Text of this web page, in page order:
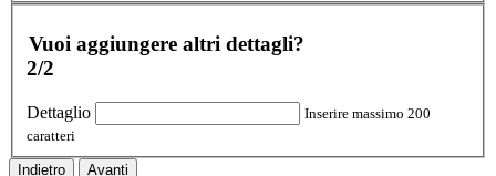
Vuoi aggiungere altri dettagli?
2/2
Dettaglio
Inserire massimo 200
caratteri
Indietro Avanti